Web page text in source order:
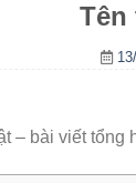
– bài viết